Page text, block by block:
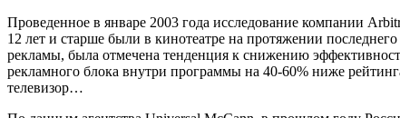
Проведенное в январе 2003 года исследование компании
12 лет и старше были в кинотеатре на протяжении
рекламы, была отмечена тенденция к снижению
рекламного блока внутри программы на 40-60% ниже
телевизор…